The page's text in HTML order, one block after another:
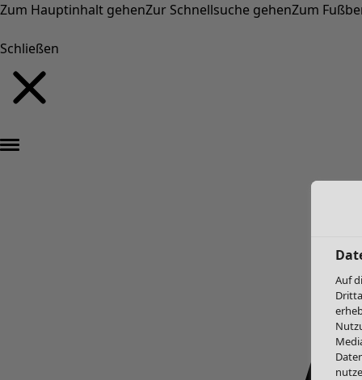
Zum Hauptinhalt gehenZur Schnellsuche gehenZum
Schließen
Auf